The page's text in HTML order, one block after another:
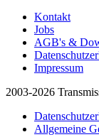
Kontakt
Jobs
AGB's &
Impressum
2003-2026
Allgemeine